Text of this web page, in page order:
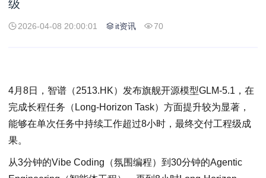
级
2026-04-08 20:00:01 it资讯 70
4月8日，智谱（2513.HK）发布旗舰开源模型GLM-5.1，在
完成长程任务（Long-Horizon Task）方面提升较为显著，
能够在单次任务中持续工作超过8小时，最终交付工程级成
果。
从3分钟的Vibe Coding（氛围编程）到30分钟的Agentic